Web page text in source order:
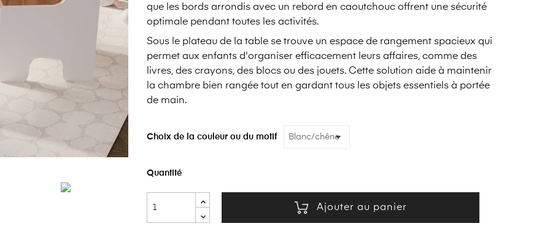
que les bords arrondis avec un rebord en caoutchouc offrent une sécurité
optimale pendant toutes les activités.
Sous le plateau de la table se trouve un espace de rangement spacieux qui
permet aux enfants d'organiser efficacement leurs affaires, comme des
livres, des crayons, des blocs ou des jouets. Cette solution aide à maintenir
la chambre bien rangée tout en gardant tous les objets essentiels à portée
de main.
Choix de la couleur ou du motif
Quantité
Ajouter au panier